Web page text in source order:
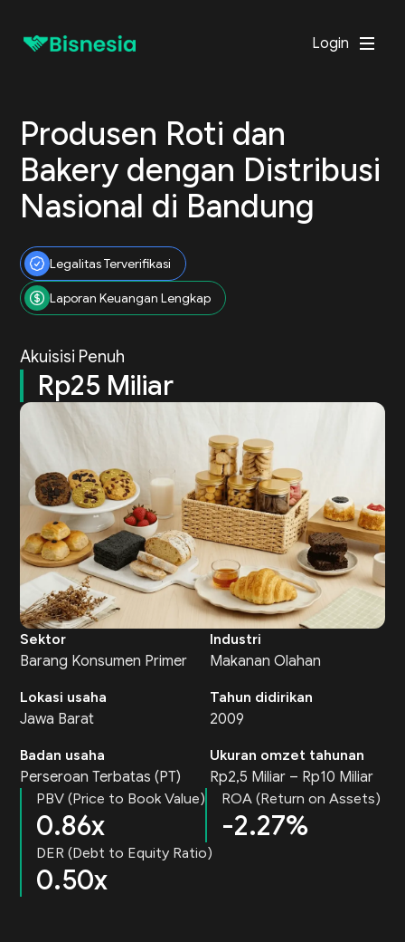
Login
Produsen Roti dan
Bakery dengan Distribusi
Nasional di Bandung
Legalitas Terverifikasi
Laporan Keuangan Lengkap
Akuisisi Penuh
Rp25 Miliar
Sektor
Barang Konsumen Primer
Industri
Makanan Olahan
Lokasi usaha
Jawa Barat
Tahun didirikan
2009
Badan usaha
Perseroan Terbatas (PT)
Ukuran omzet tahunan
Rp2,5 Miliar – Rp10 Miliar
PBV (Price to Book Value)
0.86x
ROA (Return on Assets)
-2.27%
DER (Debt to Equity Ratio)
0.50x